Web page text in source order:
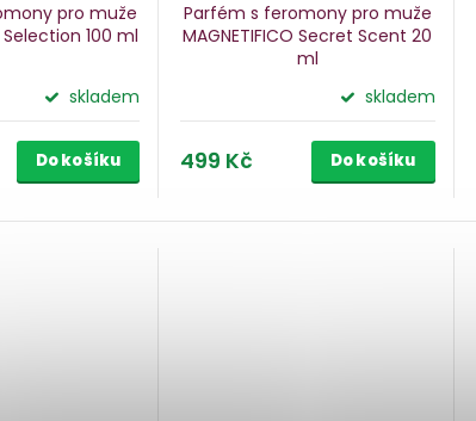
pro muže
Selection 100 ml
skladem
Do košíku
Parfém s feromony pro muže
MAGNETIFICO Secret Scent20
ml
skladem
499 Kč Do košíku